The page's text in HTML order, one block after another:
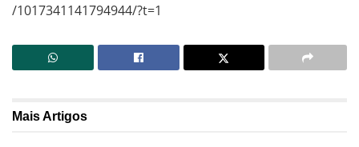
/1017341141794944/?t=1
MaisArtigos